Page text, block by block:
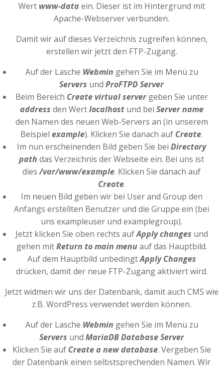
Wert www-data ein. Dieser ist im Hintergrund mit
Apache-Webserver verbunden.
Damit wir auf dieses Verzeichnis zugreifen können,
erstellen wir jetzt den FTP-Zugang.
Auf der Lasche Webmin gehen Sie im Menü zu
Servers und ProFTPD Server
Beim Bereich Create virtual servergeben Sie unter
address den Wertlocalhost und bei Server name
den Namen des neuen Web-Servers an (in unserem
Beispiel example). Klicken Sie danach auf Create.
Im nun erscheinenden Bild geben Sie bei Directory
path das Verzeichnis der Webseite ein. Bei uns ist
dies/var/www/example. Klicken Sie danach auf
Create.
Im neuen Bild geben wir bei User and Group den
Anfangs erstellten Benutzer und die Gruppe ein (bei
uns exampleuser und examplegroup).
Jetzt klicken Sie oben rechts aufApply changes und
gehen mitReturn to main menuauf das Hauptbild.
Auf dem Hauptbild unbedingtApply Changes
drücken, damit der neue FTP-Zugang aktiviert wird.
Jetzt widmen wir uns der Datenbank, damit auch CMS wie
z.B. WordPress verwendet werden können.
Auf der Lasche Webmin gehen Sie im Menü zu
Servers und MariaDB Database Server
Klicken Sie auf Create a new database. Vergeben Sie
der Datenbank einen selbstsprechenden Namen. Wir